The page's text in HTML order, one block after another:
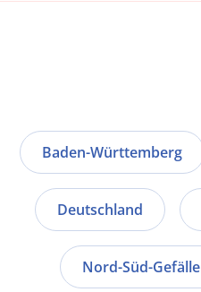
Baden-Württemberg
Deutschland
Nord-Süd-Gefälle